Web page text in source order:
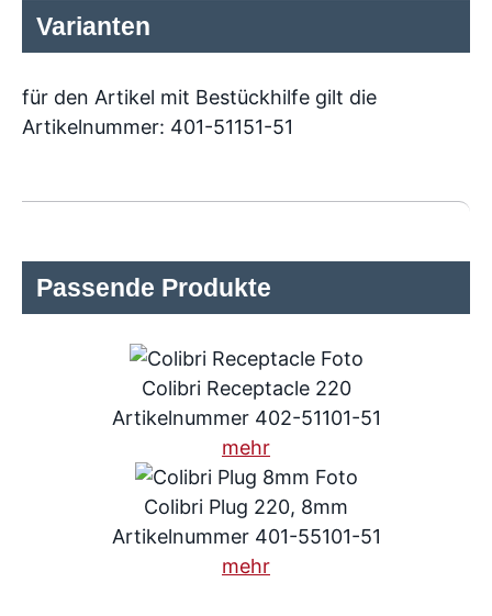
Varianten
für den Artikel mit Bestückhilfe gilt die
Artikelnummer: 401-51151-51
Passende Produkte
Colibri Receptacle 220
Artikelnummer 402-51101-51
mehr
Colibri Plug 220, 8mm
Artikelnummer 401-55101-51
mehr